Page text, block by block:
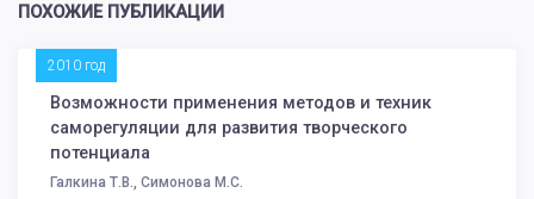
ПОХОЖИЕ ПУБЛИКАЦИИ
2010 год
Возможности применения методов и техник
саморегуляции для развития творческого
потенциала
Галкина Т.В., Симонова М.С.